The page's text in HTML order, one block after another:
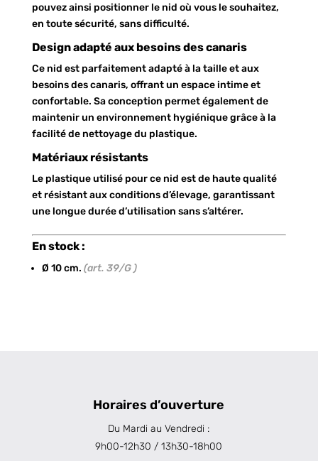
pouvez ainsi positionner le nid où vous le souhaitez,
en toute sécurité, sans difficulté.
Design adapté aux besoins des canaris
Ce nid est parfaitement adapté à la taille et aux
besoins des canaris, offrant un espace intime et
confortable. Sa conception permet également de
maintenir un environnement hygiénique grâce à la
facilité de nettoyage du plastique.
Matériaux résistants
Le plastique utilisé pour ce nid est de haute qualité
et résistant aux conditions d’élevage, garantissant
une longue durée d’utilisation sans s’altérer.
En stock :
Ø 10 cm. (art. 39/G )
Horaires d’ouverture
Du Mardi au Vendredi :
9h00-12h30 / 13h30-18h00